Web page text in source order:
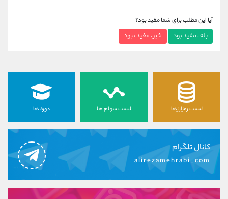
آیا این مطلب برای شما مفید بود؟
بله ، مفید بود خیر ، مفید نبود
لیست رمزارزها لیست سهام ها دوره ها
کانال تلگرام
alirezamehrabi_com